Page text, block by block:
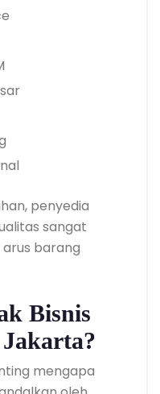
penyedia
sangat
barang
Bisnis
mengapa